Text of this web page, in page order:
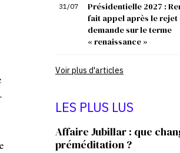
31/07
Présidentielle 2027 :
fait appel après le rejet
demande sur le terme
« renaissance »
Voir plus d'articles
LES PLUS LUS
Affaire Jubillar : que
préméditation ?